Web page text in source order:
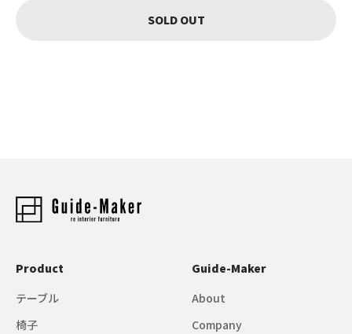
SOLD OUT
Product
テーブル
椅子
Guide-Maker
About
Company